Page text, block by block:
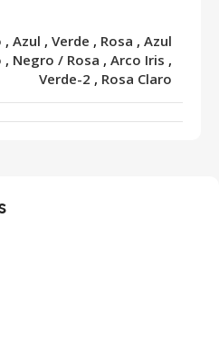
, Azul , Verde , Rosa , Azul
, Negro / Rosa , Arco Iris ,
Verde-2 , Rosa Claro